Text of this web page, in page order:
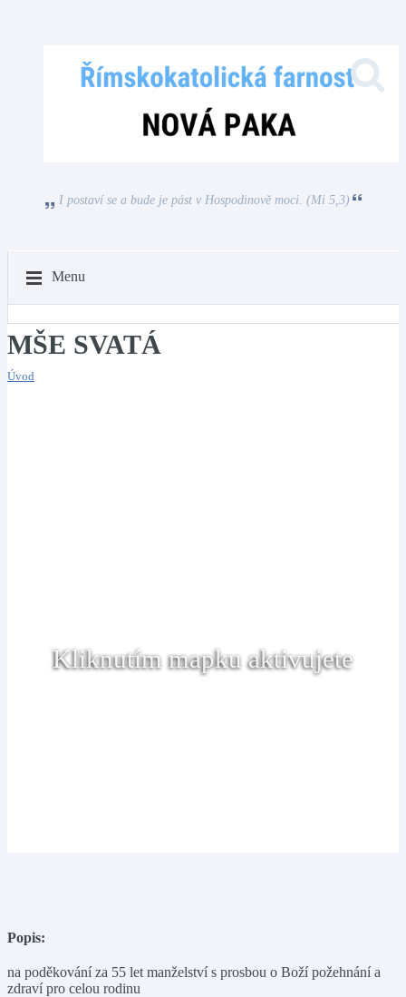
I postaví se a bude je pást v Hospodinově moci. (Mi 5,3)
Menu
MŠE SVATÁ
Úvod
Kliknutím mapku aktivujete
Popis:
na poděkování za 55 let manželství s prosbou o Boží požehnání a
zdraví pro celou rodinu